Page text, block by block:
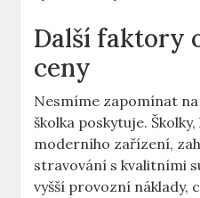
Další faktory
ceny
Nesmíme zapomínat
školka poskytuje.
moderního zařízení,
stravování s kvalitními
vyšší provozní náklady,